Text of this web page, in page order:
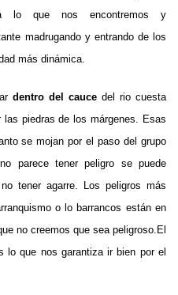
lo que nos encontremos y
madrugando y entrando de los
más dinámica.
dentro del cauce del rio cuesta
piedras de los márgenes. Esas
se mojan por el paso del grupo
parece tener peligro se puede
tener agarre. Los peligros más
o lo barrancos están en
no creemos que sea peligroso.El
lo que nos garantiza ir bien por el